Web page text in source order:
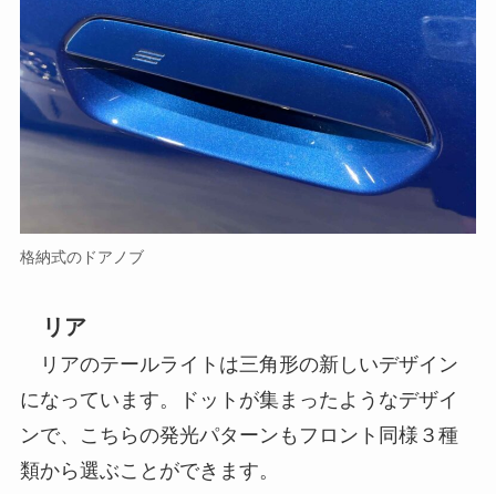
格納式のドアノブ
リア
リアのテールライトは三角形の新しいデザイン
になっています。ドットが集まったようなデザイ
ンで、こちらの発光パターンもフロント同様３種
類から選ぶことができます。